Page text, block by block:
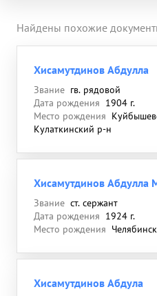
Найдены похожие
Хисамутдинов Абдулла
Звание гв. рядовой
Дата рождения 1904 г.
Место рождения
Кулаткинский р-н
Хисамутдинов Абдулла
Звание ст. сержант
Дата рождения 1924 г.
Место рождения
Хисамутдинов Абдула